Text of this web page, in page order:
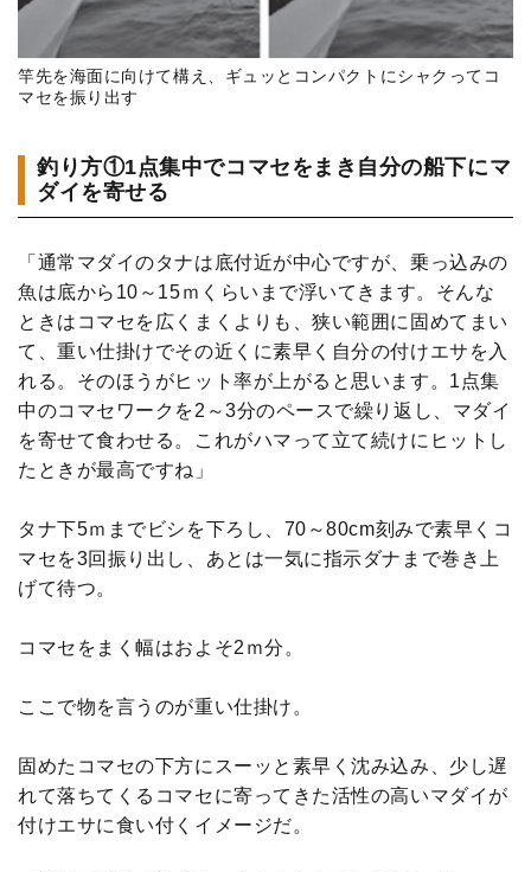
竿先を海面に向けて構え、ギュッとコンパクトにシャクってコ
マセを振り出す
釣り方①1点集中でコマセをまき自分の船下にマ
ダイを寄せる
「通常マダイのタナは底付近が中心ですが、乗っ込みの
魚は底から10～15ｍくらいまで浮いてきます。そんな
ときはコマセを広くまくよりも、狭い範囲に固めてまい
て、重い仕掛けでその近くに素早く自分の付けエサを入
れる。そのほうがヒット率が上がると思います。1点集
中のコマセワークを2～3分のペースで繰り返し、マダイ
を寄せて食わせる。これがハマって立て続けにヒットし
たときが最高ですね」
タナ下5ｍまでビシを下ろし、70～80cm刻みで素早くコ
マセを3回振り出し、あとは一気に指示ダナまで巻き上
げて待つ。
コマセをまく幅はおよそ2ｍ分。
ここで物を言うのが重い仕掛け。
固めたコマセの下方にスーッと素早く沈み込み、少し遅
れて落ちてくるコマセに寄ってきた活性の高いマダイが
付けエサに食い付くイメージだ。